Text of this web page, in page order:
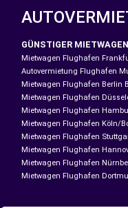
GÜNSTIGER
Mietwagen Flughafen
Autovermietung Flughafen
Mietwagen Flughafen Berlin
Mietwagen Flughafen
Mietwagen Flughafen
Mietwagen Flughafen Köln/
Mietwagen Flughafen
Mietwagen Flughafen
Mietwagen Flughafen
Mietwagen Flughafen